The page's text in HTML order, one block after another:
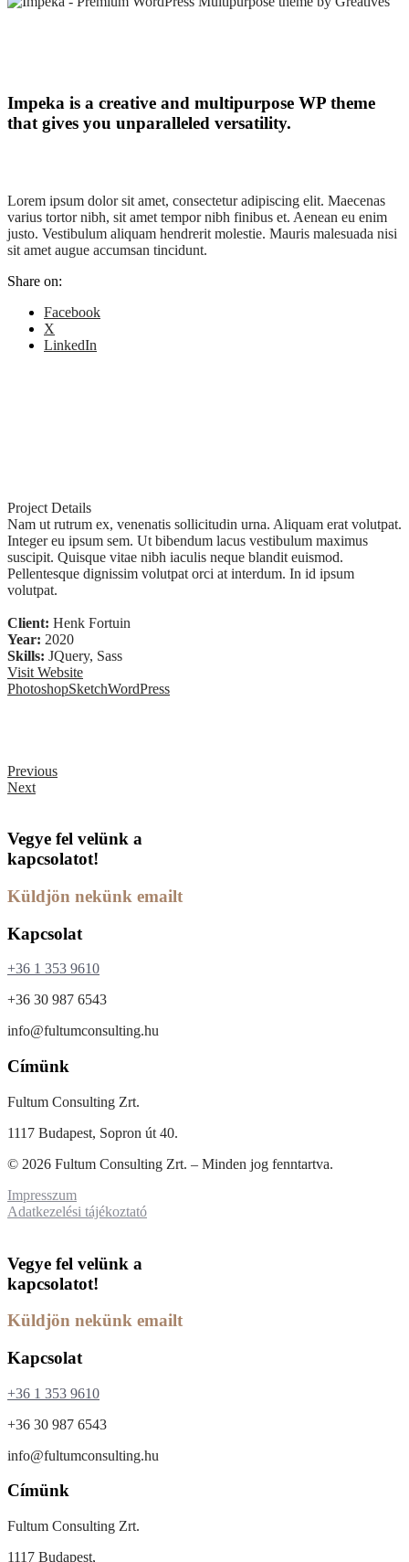
Impeka is a creative and multipurpose WP theme
that gives you unparalleled versatility.
Lorem ipsum dolor sit amet, consectetur adipiscing elit. Maecenas
varius tortor nibh, sit amet tempor nibh finibus et. Aenean eu enim
justo. Vestibulum aliquam hendrerit molestie. Mauris malesuada nisi
sit amet augue accumsan tincidunt.
Share on:
Facebook
X
LinkedIn
Project Details
Nam ut rutrum ex, venenatis sollicitudin urna. Aliquam erat volutpat.
Integer eu ipsum sem. Ut bibendum lacus vestibulum maximus
suscipit. Quisque vitae nibh iaculis neque blandit euismod.
Pellentesque dignissim volutpat orci at interdum. In id ipsum
volutpat.
Client: Henk Fortuin
Year: 2020
Skills: JQuery, Sass
Visit Website
PhotoshopSketchWordPress
Previous
Next
Vegye fel velünk a
kapcsolatot!
Küldjön nekünk emailt
Kapcsolat
+36 1 353 9610
+36 30 987 6543
info@fultumconsulting.hu
Címünk
Fultum Consulting Zrt.
1117 Budapest, Sopron út 40.
© 2026 Fultum Consulting Zrt. – Minden jog fenntartva.
Impresszum
Adatkezelési tájékoztató
Vegye fel velünk a
kapcsolatot!
Küldjön nekünk emailt
Kapcsolat
+36 1 353 9610
+36 30 987 6543
info@fultumconsulting.hu
Címünk
Fultum Consulting Zrt.
1117 Budapest,